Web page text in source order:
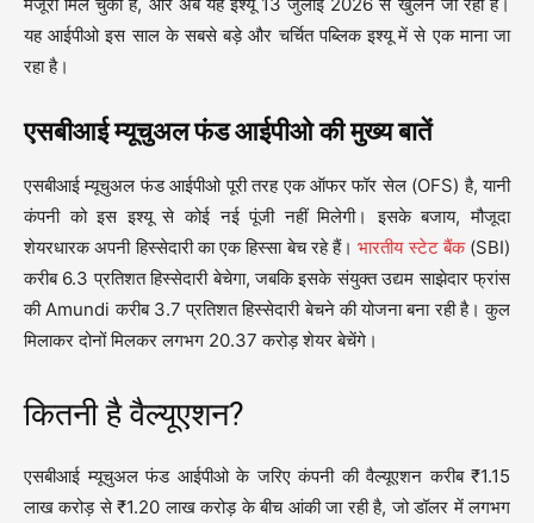
यह आईपीओ इस साल के सबसे बड़े और चर्चित पब्लिक इश्यू में से एक माना जा
रहा है।
एसबीआई म्यूचुअल फंड आईपीओ की मुख्य बातें
एसबीआई म्यूचुअल फंड आईपीओ पूरी तरह एक ऑफर फॉर सेल (OFS) है, यानी
कंपनी को इस इश्यू से कोई नई पूंजी नहीं मिलेगी। इसके बजाय, मौजूदा
शेयरधारक अपनी हिस्सेदारी का एक हिस्सा बेच रहे हैं।भारतीय स्टेट बैंक(SBI)
करीब 6.3 प्रतिशत हिस्सेदारी बेचेगा, जबकि इसके संयुक्त उद्यम साझेदार फ्रांस
की Amundi करीब 3.7 प्रतिशत हिस्सेदारी बेचने की योजना बना रही है। कुल
मिलाकर दोनों मिलकर लगभग 20.37 करोड़ शेयर बेचेंगे।
कितनी है वैल्यूएशन?
एसबीआई म्यूचुअल फंड आईपीओ के जरिए कंपनी की वैल्यूएशन करीब ₹1.15
लाख करोड़ से ₹1.20 लाख करोड़ के बीच आंकी जा रही है, जो डॉलर में लगभग